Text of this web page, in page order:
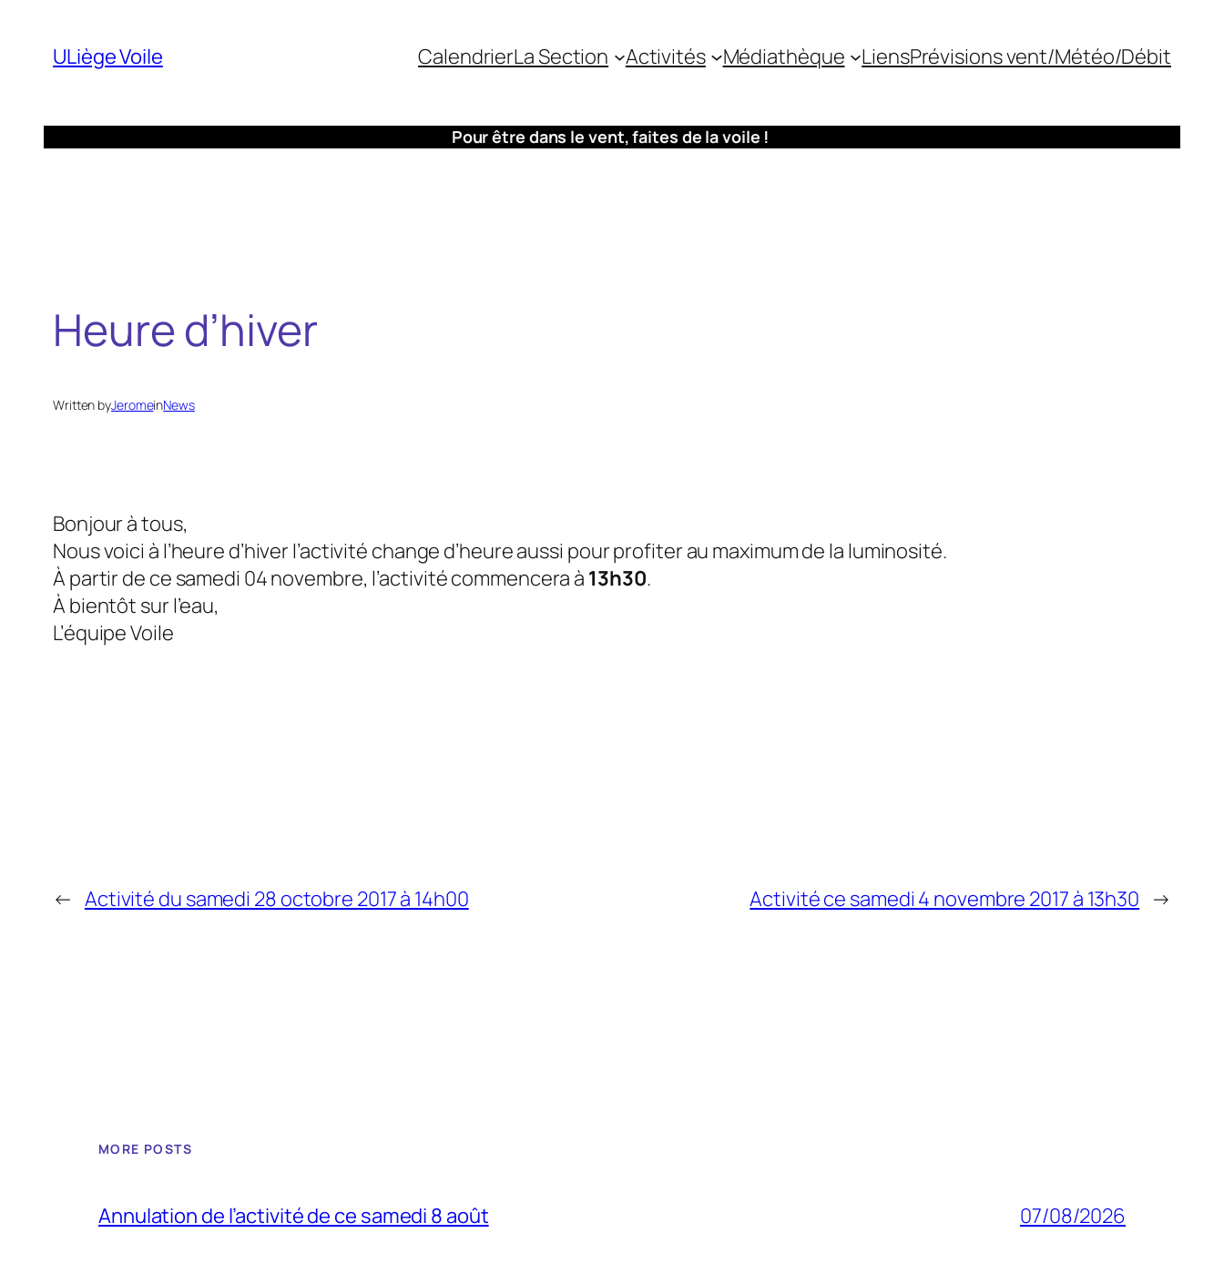
contenu
ULiège Voile CalendrierLa Section Activités Médiathèque LiensPrévisions vent/Météo/Débit
Pour être dans le vent, faites de la voile !
Heure d’hiver
Written byJeromeinNews
Bonjour à tous,
Nous voici à l’heure d’hiver l’activité change d’heure aussi pour profiter au maximum de la luminosité.
À partir de ce samedi 04 novembre, l’activité commencera à 13h30.
À bientôt sur l’eau,
L’équipe Voile
← Activité du samedi 28 octobre 2017 à 14h00 Activité ce samedi 4 novembre 2017 à 13h30 →
MORE POSTS
Annulation de l’activité de ce samedi 8 août 07/08/2026